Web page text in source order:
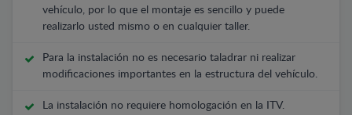
vehículo, por lo que el montaje es sencillo y puede
realizarlo usted mismo o en cualquier taller.
Para la instalación no es necesario taladrar ni realizar
modificaciones importantes en la estructura del vehículo.
La instalación no requiere homologación en la ITV.